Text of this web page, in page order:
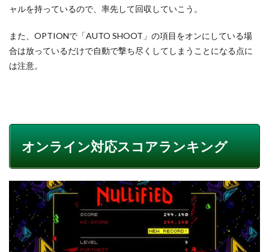
ャルを持っているので、率先して回収していこう。
また、OPTIONで「AUTO SHOOT」の項目をオンにしている場
合は放っているだけで自動で撃ち尽くしてしまうことになる点に
は注意。
オンライン対応スコアランキング